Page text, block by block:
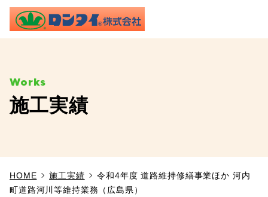
TOP
施工実績
施工実績
HOME 施工実績
令和4年度 道路維持修繕事業ほか 河内
町道路河川等維持業務（広島県）